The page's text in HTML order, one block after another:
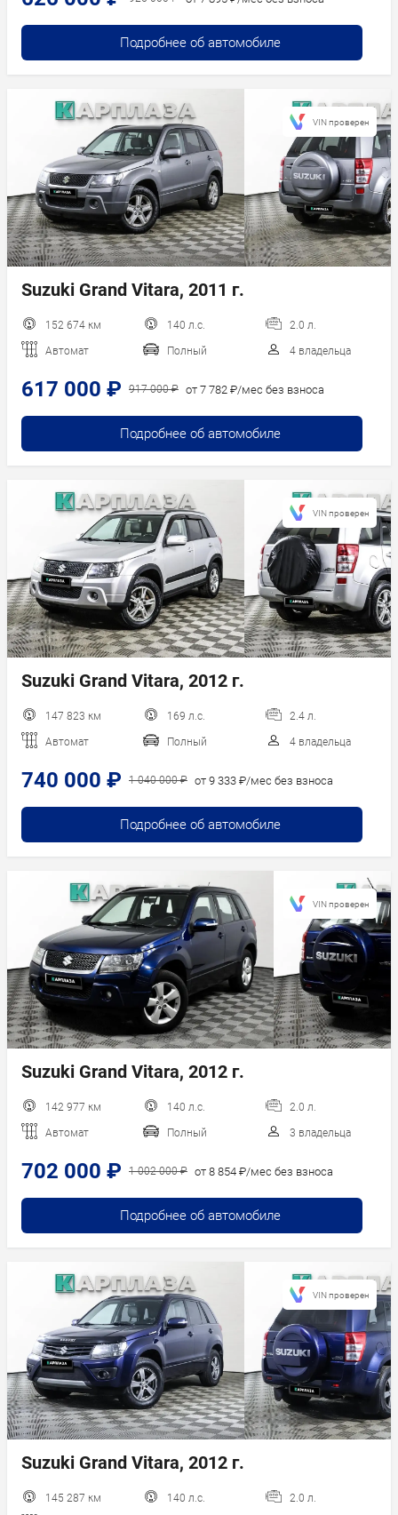
Подробнее об автомобиле
Suzuki Grand Vitara, 2011 г.
152 674 км 140 л.с. 2.0 л.
Автомат Полный 4 владельца
617 000 ₽ 917 000 ₽ от 7 782 ₽/мес без взноса
Подробнее об автомобиле
VIN проверен
Suzuki Grand Vitara, 2012 г.
147 823 км 169 л.с. 2.4 л.
Автомат Полный 4 владельца
740 000 ₽ 1 040 000 ₽ от 9 333 ₽/мес без взноса
Подробнее об автомобиле
VIN проверен
Suzuki Grand Vitara, 2012 г.
142 977 км 140 л.с. 2.0 л.
Автомат Полный 3 владельца
702 000 ₽ 1 002 000 ₽ от 8 854 ₽/мес без взноса
Подробнее об автомобиле
VIN проверен
Suzuki Grand Vitara, 2012 г.
145 287 км 140 л.с. 2.0 л.
VIN проверен